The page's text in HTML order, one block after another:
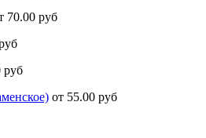
70.00 руб
руб
от 55.00 руб